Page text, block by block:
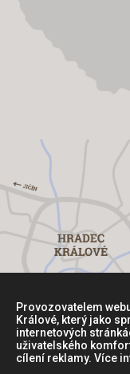
Provozovatelem
Králové, který jako
internetových
uživatelského
cílení reklamy. Více